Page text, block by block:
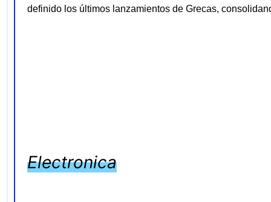
definido los últimos lanzamientos de Grecas,
Electronica